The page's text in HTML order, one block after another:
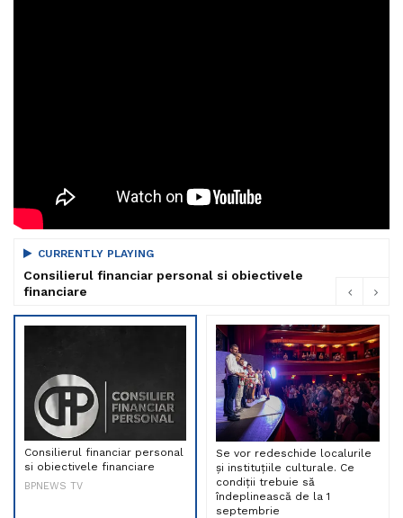
CURRENTLY PLAYING
Consilierul financiar personal si obiectivele
financiare
Consilierul financiar personal
si obiectivele financiare
BPNEWS TV
Se vor redeschide localurile
și instituțiile culturale. Ce
condiții trebuie să
îndeplinească de la 1
septembrie